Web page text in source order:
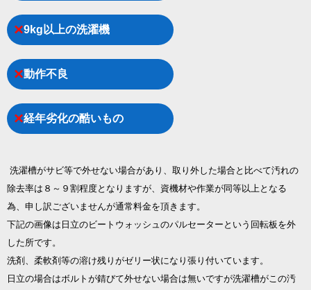
×9kg以上の洗濯機
×動作不良
×経年劣化の酷いもの
洗濯槽がサビ等で外せない場合があり、取り外した場合と比べて汚れの
除去率は８～９割程度となりますが、資機材や作業が同等以上となる
為、申し訳ございませんが通常料金を頂きます。
下記の画像は日立のビートウォッシュのパルセーターという回転板を外
した所です。
洗剤、柔軟剤等の溶け残りがゼリー状になり張り付いています。
日立の場合はボルトが錆びて外せない場合は無いですが洗濯槽がこの汚